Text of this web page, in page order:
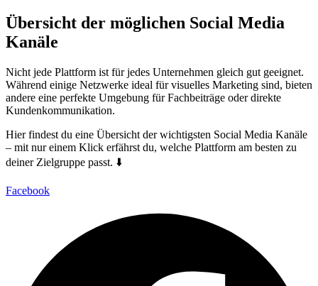
Übersicht der möglichen Social Media
Kanäle
Nicht jede Plattform ist für jedes Unternehmen gleich gut geeignet.
Während einige Netzwerke ideal für visuelles Marketing sind, bieten
andere eine perfekte Umgebung für Fachbeiträge oder direkte
Kundenkommunikation.
Hier findest du eine Übersicht der wichtigsten Social Media Kanäle
– mit nur einem Klick erfährst du, welche Plattform am besten zu
deiner Zielgruppe passt. ⬇️
Facebook